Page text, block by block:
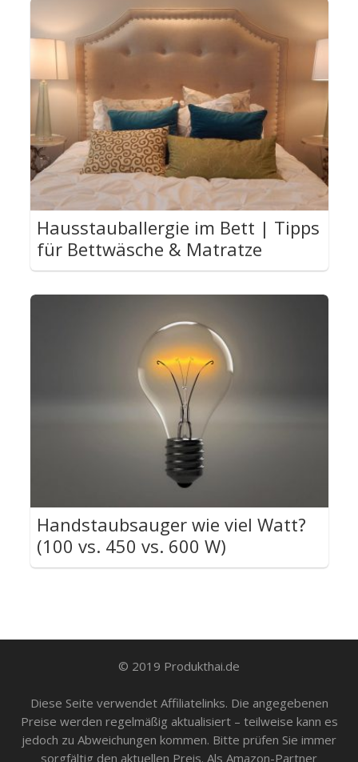
Hausstauballergie im Bett | Tipps
für Bettwäsche & Matratze
Handstaubsauger wie viel Watt?
(100 vs. 450 vs. 600 W)
© 2019 Produkthai.de
Diese Seite verwendet Affiliatelinks. Die angegebenen
Preise werden regelmäßig aktualisiert – teilweise kann es
jedoch zu Abweichungen kommen. Bitte prüfen Sie immer
sorgfältig den aktuellen Preis. Als Amazon-Partner